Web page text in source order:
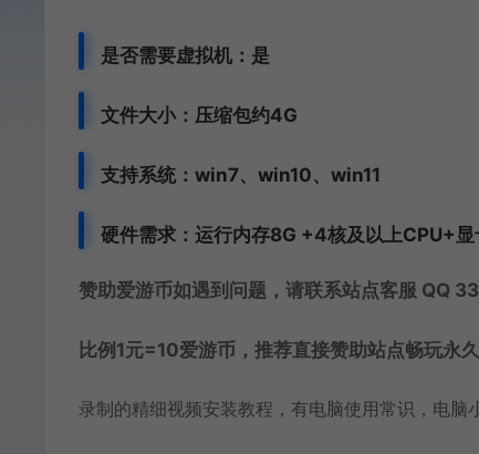
是否需要虚拟机：是
文件大小：压缩包约4G
支持系统：win7、win10、win11
硬件需求：运行内存8G +4核及以上CPU+显
赞助爱游币如遇到问题，请联系站点客服 QQ
比例1元=10爱游币，推荐直接赞助站点畅玩永
录制的精细视频安装教程，有电脑使用常识，电脑